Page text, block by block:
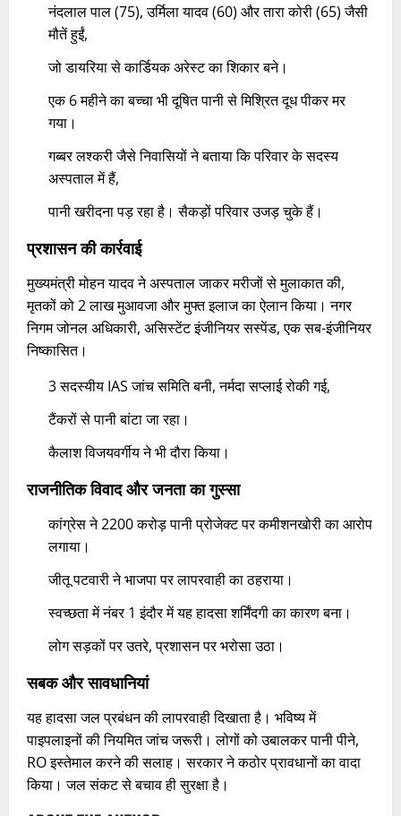
नंदलाल पाल (75), उर्मिला यादव (60) और तारा कोरी (65) जैसी
मौतें हुईं,
जो डायरिया से कार्डियक अरेस्ट का शिकार बने।
एक 6 महीने का बच्चा भी दूषित पानी से मिश्रित दूध पीकर मर
गया।
गब्बर लश्करी जैसे निवासियों ने बताया कि परिवार के सदस्य
अस्पताल में हैं,
पानी खरीदना पड़ रहा है। सैकड़ों परिवार उजड़ चुके हैं।​
प्रशासन की कार्रवाई
मुख्यमंत्री मोहन यादव ने अस्पताल जाकर मरीजों से मुलाकात की,
मृतकों को 2 लाख मुआवजा और मुफ्त इलाज का ऐलान किया। नगर
निगम जोनल अधिकारी, असिस्टेंट इंजीनियर सस्पेंड, एक सब-इंजीनियर
निष्कासित।
3 सदस्यीय IAS जांच समिति बनी, नर्मदा सप्लाई रोकी गई,
टैंकरों से पानी बांटा जा रहा।
कैलाश विजयवर्गीय ने भी दौरा किया।​
राजनीतिक विवाद और जनता का गुस्सा
कांग्रेस ने 2200 करोड़ पानी प्रोजेक्ट पर कमीशनखोरी का आरोप
लगाया।
जीतू पटवारी ने भाजपा पर लापरवाही का ठहराया।
स्वच्छता में नंबर 1 इंदौर में यह हादसा शर्मिंदगी का कारण बना।
लोग सड़कों पर उतरे, प्रशासन पर भरोसा उठा।
सबक और सावधानियां
यह हादसा जल प्रबंधन की लापरवाही दिखाता है। भविष्य में
पाइपलाइनों की नियमित जांच जरूरी। लोगों को उबालकर पानी पीने,
RO इस्तेमाल करने की सलाह। सरकार ने कठोर प्रावधानों का वादा
किया। जल संकट से बचाव ही सुरक्षा है।